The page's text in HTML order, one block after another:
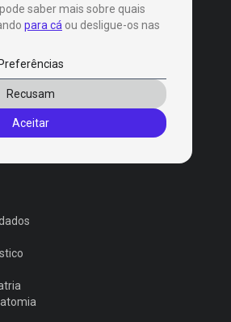
saber mais sobre quais
para cá ou desligue-os nas
Preferências
Recusam
Aceitar